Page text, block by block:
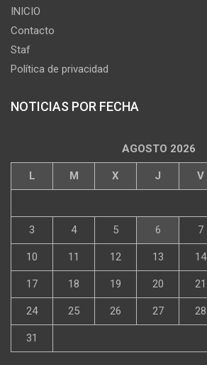
INICIO
Contacto
Staf
Política de privacidad
NOTICIAS POR FECHA
AGOSTO 2026
L M X J V
3 4 5 6 7
10 11 12 13 14
17 18 19 20 21
24 25 26 27 28
31